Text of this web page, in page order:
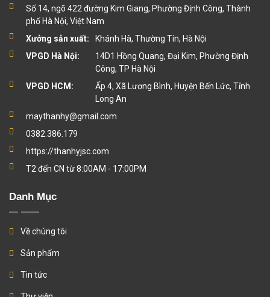
Số 14, ngõ 422 đường Kim Giang, Phường Định Công, Thành
phố Hà Nội, Việt Nam
Xưởng sản xuất:
Khánh Hà, Thường Tín, Hà Nội
VPGD Hà Nội:
14D1 Hồng Quang, Đại Kim, Phường Định
Công, TP Hà Nội
VPGD HCM:
Ấp 4, Xã Lương Bình, Huyện Bến Lức, Tỉnh
Long An
maythanhy@gmail.com
0382.386.179
https://thanhyjsc.com
T2 đến CN từ 8:00AM - 17:00PM
Danh Mục
Về chúng tôi
Sản phẩm
Tin tức